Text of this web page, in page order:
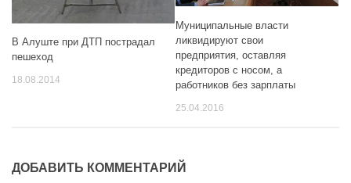
В Алуште при ДТП пострадал
пешеход
18.08.2014
Муниципальные власти
ликвидируют свои
предприятия, оставляя
кредиторов с носом, а
работников без зарплаты
25.04.2016
ДОБАВИТЬ КОММЕНТАРИЙ